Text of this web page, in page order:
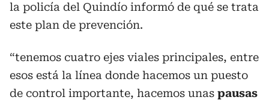
la policía del Quindío informó de qué se trata
este plan de prevención.
“tenemos cuatro ejes viales principales, entre
esos está la línea donde hacemos un puesto
de control importante, hacemos unas pausas